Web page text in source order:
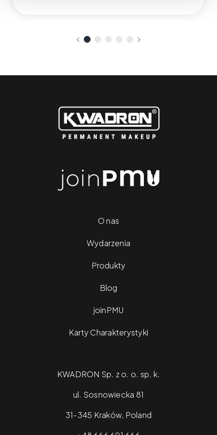
O nas
Wydarzenia
Produkty
Blog
joinPMU
Karty Charakterystyki
KWADRON Sp. z o. o. sp. k.
ul. Sosnowiecka 81
31-345 Kraków, Poland